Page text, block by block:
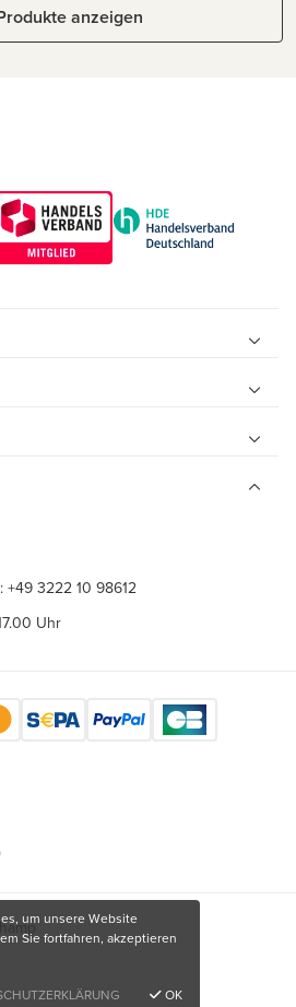
anzeigen
+49 3222 10 98612
Uhr
um unsere Website
Sie fortfahren, akzeptieren
OK